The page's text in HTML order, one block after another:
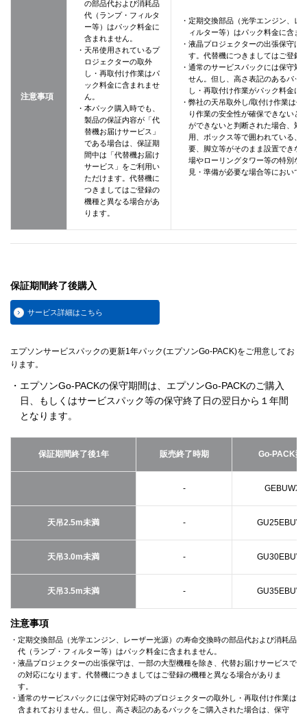
注意事項
の部品代および消耗品
代（ランプ・フィルタ
ー等）はパック料金に
含まれません。
・天吊使用されているプ
ロジェクターの取外
し・再取付け作業はパ
ック料金に含まれませ
ん。
・本パック購入時でも、
製品の保証内容が「代
替機お届けサービス」
である場合は、保証期
間中は「代替機お届け
サービス」をご利用い
ただけます。代替機に
つきましてはご登録の
機種と異なる場合があ
ります。
・定期交換部品（光学エンジン、
ィルター等）はパック料金に含ま
・液晶プロジェクターの出張保守
す。代替機につきましてはご登録
・通常のサービスパックには保守
せん。但し、高さ表記のあるパッ
し・再取付け作業がパック料金に
・弊社の天吊取外し/取付け作業は
り作業の安全性が確保できないと
ができないと判断された場合、対
用、ボックス等で囲われている、
要、脚立等がそのまま設置できな
場やローリングタワー等の特別な
見・準備が必要な場合等において
保証期間終了後購入
サービス詳細はこちら
エプソンサービスパックの更新1年パック(エプソンGo-PACK)をご用意してお
ります。
・エプソンGo-PACKの保守期間は、エプソンGo-PACKのご購入
日、もしくはサービスパック等の保守終了日の翌日から１年間
となります。
保証期間終了後1年 販売終了時期 Go-PACK型
- GEBUWX1
天吊2.5m未満 -
天吊3.0m未満 -
天吊3.5m未満 -
注意事項
・定期交換部品（光学エンジン、レーザー光源）の寿命交換時の部品代および消耗品
代（ランプ・フィルター等）はパック料金に含まれません。
・液晶プロジェクターの出張保守は、一部の大型機種を除き、代替お届けサービスで
の対応になります。代替機につきましてはご登録の機種と異なる場合がありま
す。
・通常のサービスパックには保守対応時のプロジェクターの取外し・再取付け作業は
含まれておりません。但し、高さ表記のあるパックをご購入された場合は、保守